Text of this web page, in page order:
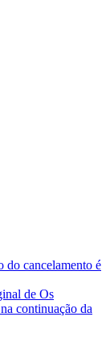
do cancelamento é
de Os
continuação da